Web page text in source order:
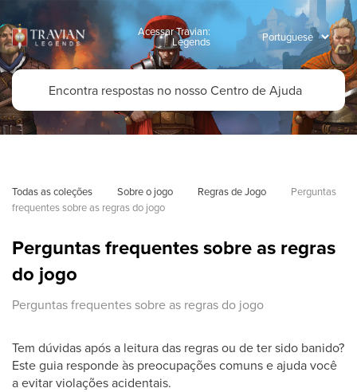
Acessar Travian:
Legends
Todas as coleções Sobre o jogo Regras de Jogo
Perguntas
frequentes sobre as regras do jogo
Perguntas frequentes sobre as regras
do jogo
Perguntas frequentes sobre as regras do jogo
Tem dúvidas após a leitura das regras ou de ter sido banido?
Este guia responde às preocupações comuns e ajuda você
a evitar violações acidentais.